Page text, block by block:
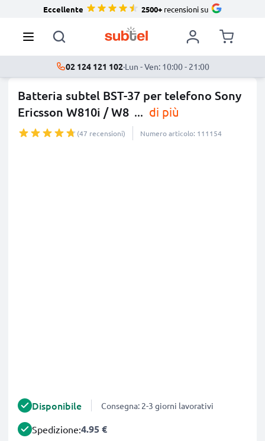
Eccellente 2500+recensioni su
02 124 121 102·Lun - Ven: 10:00 - 21:00
Batteria subtel BST-37 per telefono Sony
Ericsson W810i / W8 ... di più
(47 recensioni) Numero articolo: 111154
Disponibile Consegna: 2-3 giorni lavorativi
Spedizione:4.95 €